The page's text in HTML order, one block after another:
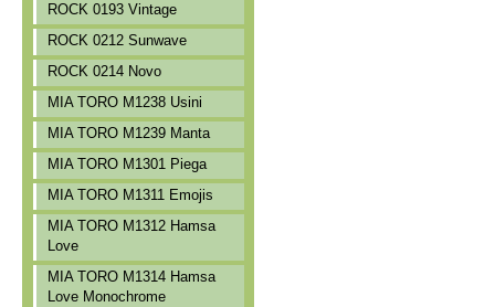
ROCK 0193 Vintage
ROCK 0212 Sunwave
ROCK 0214 Novo
MIA TORO M1238 Usini
MIA TORO M1239 Manta
MIA TORO M1301 Piega
MIA TORO M1311 Emojis
MIA TORO M1312 Hamsa
Love
MIA TORO M1314 Hamsa
Love Monochrome